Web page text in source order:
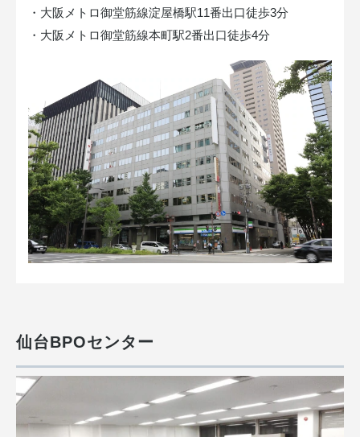
・⼤阪メトロ御堂筋線淀屋橋駅11番出⼝徒歩3分
・⼤阪メトロ御堂筋線本町駅2番出⼝徒歩4分
仙台BPOセンター